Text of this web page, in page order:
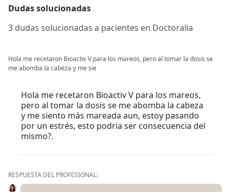
Dudas solucionadas
3 dudas solucionadas a pacientes en Doctoralia
Hola me recetaron Bioactiv V para los mareos, pero al tomar la dosis se
me abomba la cabeza y me sie
Hola me recetaron Bioactiv V para los mareos,
pero al tomar la dosis se me abomba la cabeza
y me siento más mareada aun, estoy pasando
por un estrés, esto podria ser consecuencia del
mismo?.
RESPUESTA DEL PROFESIONAL: